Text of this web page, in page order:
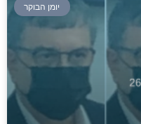
יומן הבוקר